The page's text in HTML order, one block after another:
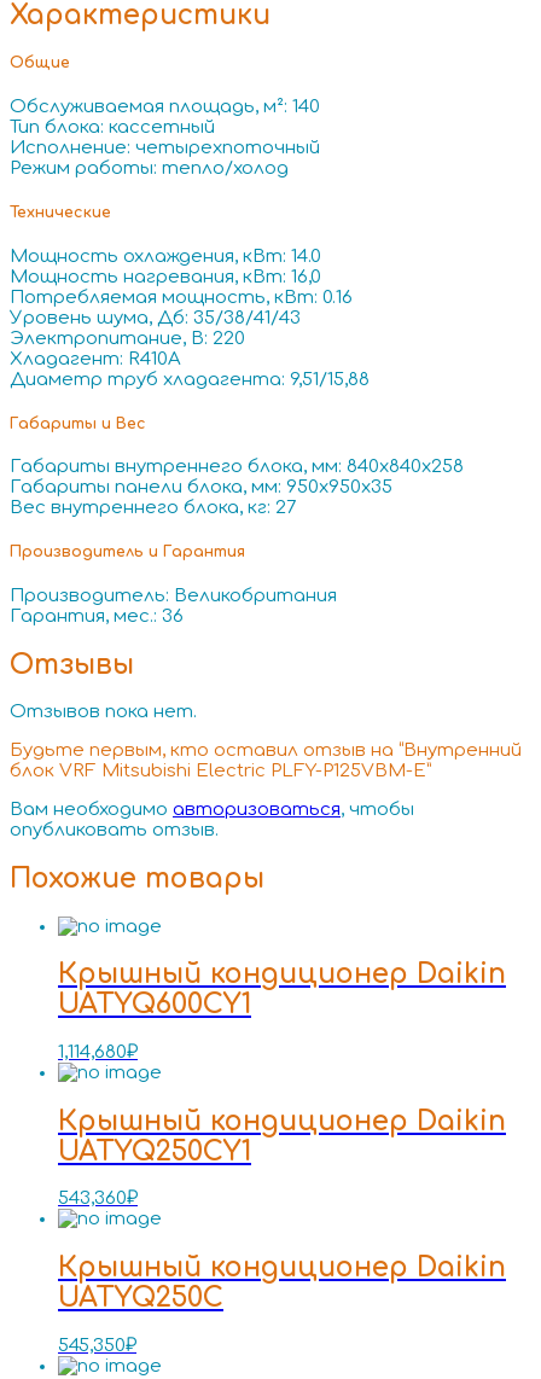
Характеристики
Общие
Обслуживаемая площадь, м²: 140
Тип блока: кассетный
Исполнение: четырехпоточный
Режим работы: тепло/холод
Технические
Мощность охлаждения, кВт: 14.0
Мощность нагревания, кВт: 16,0
Потребляемая мощность, кВт: 0.16
Уровень шума, Дб: 35/38/41/43
Электропитание, В: 220
Хладагент: R410A
Диаметр труб хладагента: 9,51/15,88
Габариты и Вес
Габариты внутреннего блока, мм: 840x840x258
Габариты панели блока, мм: 950x950x35
Вес внутреннего блока, кг: 27
Производитель и Гарантия
Производитель: Великобритания
Гарантия, мес.: 36
Отзывы
Отзывов пока нет.
Будьте первым, кто оставил отзыв на “Внутренний
блок VRF Mitsubishi Electric PLFY-P125VBM-E”
Вам необходимо авторизоваться, чтобы
опубликовать отзыв.
Похожие товары
Крышный кондиционер Daikin
UATYQ600CY1
1,114,680₽
Крышный кондиционер Daikin
UATYQ250CY1
543,360₽
Крышный кондиционер Daikin
UATYQ250C
545,350₽